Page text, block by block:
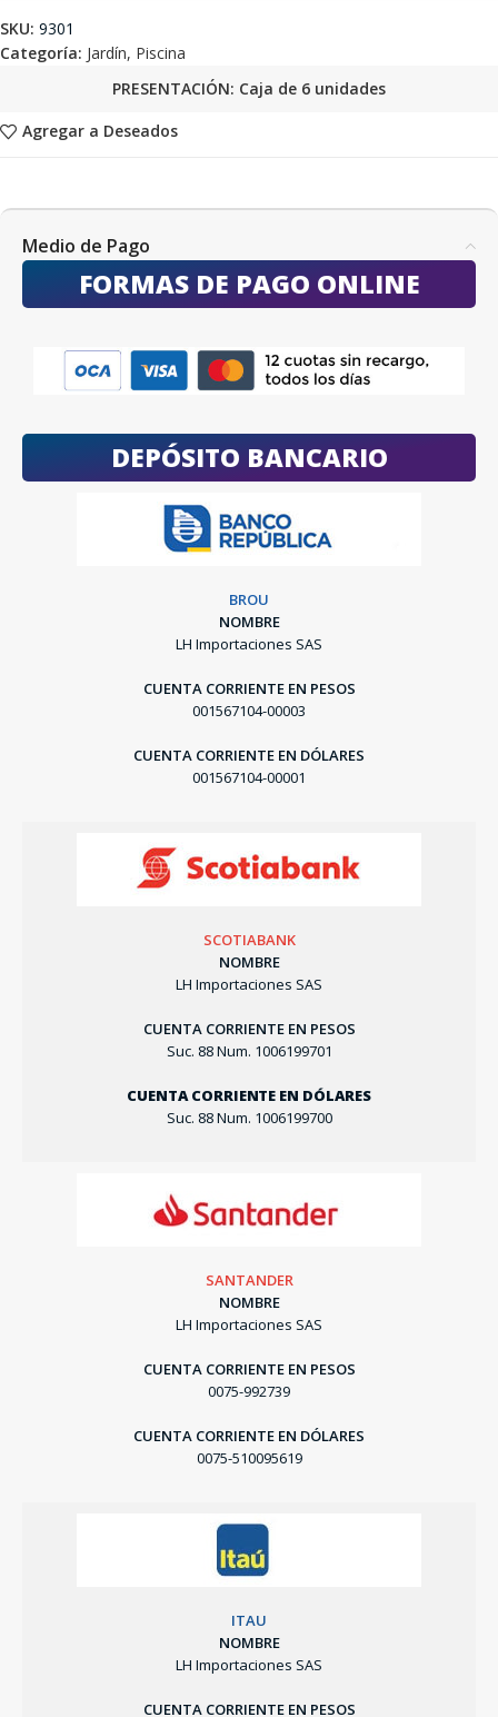
Agregar a Deseados
SKU: 9301
Categoría: Jardín, Piscina
PRESENTACIÓN: Caja de 6 unidades
Medio de Pago
FORMAS DE PAGO ONLINE
DEPÓSITO BANCARIO
BROU
NOMBRE
LH Importaciones SAS
CUENTA CORRIENTE EN PESOS
001567104-00003
CUENTA CORRIENTE EN DÓLARES
001567104-00001
SCOTIABANK
NOMBRE
LH Importaciones SAS
CUENTA CORRIENTE EN PESOS
Suc. 88 Num. 1006199701
CUENTA CORRIENTE EN DÓLARES
Suc. 88 Num. 1006199700
SANTANDER
NOMBRE
LH Importaciones SAS
CUENTA CORRIENTE EN PESOS
0075-992739
CUENTA CORRIENTE EN DÓLARES
0075-510095619
ITAU
NOMBRE
LH Importaciones SAS
CUENTA CORRIENTE EN PESOS